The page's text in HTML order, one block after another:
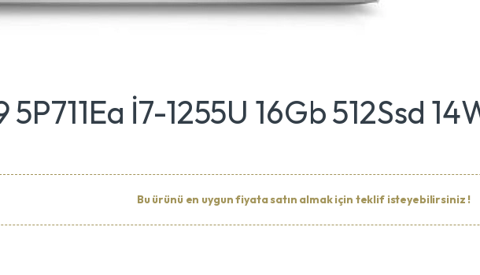
İ7-1255U 16Gb 512Ssd
Bu ürünü en uygun fiyata satın almak için teklif isteyebilirsiniz !